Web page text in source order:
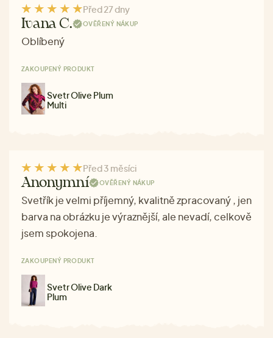
Před 27 dny
Ivana C. OVĚŘENÝ NÁKUP
Oblíbený
ZAKOUPENÝ PRODUKT
Svetr Olive Plum
Multi
Před 3 měsíci
Anonymní OVĚŘENÝ NÁKUP
Svetřík je velmi příjemný, kvalitně zpracovaný , jen
barva na obrázku je výraznější, ale nevadí, celkově
jsem spokojena.
ZAKOUPENÝ PRODUKT
Svetr Olive Dark
Plum